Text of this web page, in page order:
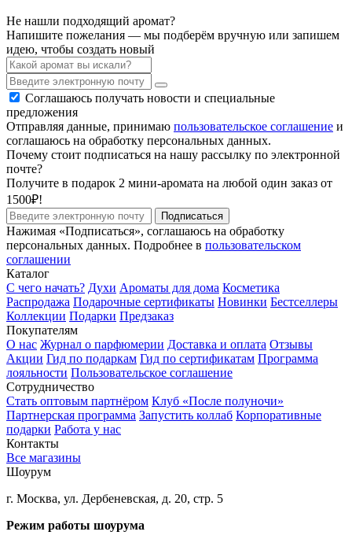
Не нашли подходящий аромат?
Напишите пожелания — мы подберём вручную или запишем
идею, чтобы создать новый
Соглашаюсь получать новости и специальные
предложения
Отправляя данные, принимаю пользовательское соглашение и
соглашаюсь на обработку персональных данных.
Почему стоит подписаться на нашу рассылку по электронной
почте?
Получите в подарок 2 мини-аромата на любой один заказ от
1500₽!
Подписаться
Нажимая «Подписаться», соглашаюсь на обработку
персональных данных. Подробнее в пользовательском
соглашении
Каталог
С чего начать? Духи Ароматы для дома Косметика
Распродажа Подарочные сертификаты Новинки Бестселлеры
Коллекции Подарки Предзаказ
Покупателям
О нас Журнал о парфюмерии Доставка и оплата Отзывы
Акции Гид по подаркам Гид по сертификатам Программа
лояльности Пользовательское соглашение
Сотрудничество
Стать оптовым партнёром Клуб «После полуночи»
Партнерская программа Запустить коллаб Корпоративные
подарки Работа у нас
Контакты
Все магазины
Шоурум
г. Москва, ул. Дербеневская, д. 20, стр. 5
Режим работы шоурума